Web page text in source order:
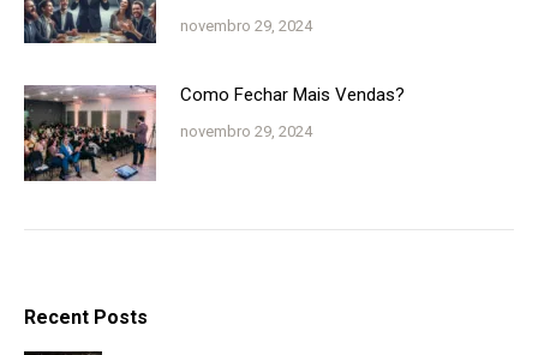
novembro 29, 2024
Como Fechar Mais Vendas?
novembro 29, 2024
Recent Posts